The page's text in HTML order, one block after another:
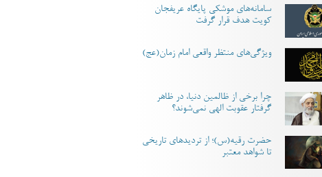
سامانه‌های موشکی پایگاه عریفجان
کویت هدف قرار گرفت
ویژگی‌های منتظر واقعی امام زمان(عج)
چرا برخی از ظالمین دنیا، در ظاهر
گرفتار عقوبت الهی نمی‌شوند؟
حضرت رقیه(س)؛ از تردیدهای تاریخی
تا شواهد معتبر